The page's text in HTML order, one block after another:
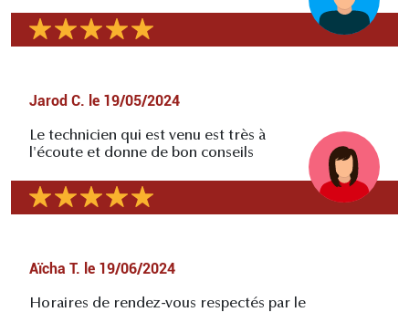
Jarod C. le 19/05/2024
Le technicien qui est venu est très à
l'écoute et donne de bon conseils
Aïcha T. le 19/06/2024
Horaires de rendez-vous respectés par le